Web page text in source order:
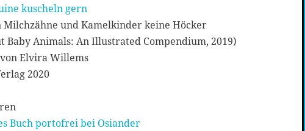
kuscheln gern
Milchzähne und Kamelkinder keine Höcker
Baby Animals: An Illustrated Compendium, 2019)
Elvira Willems
2020
Buch portofrei bei Osiander